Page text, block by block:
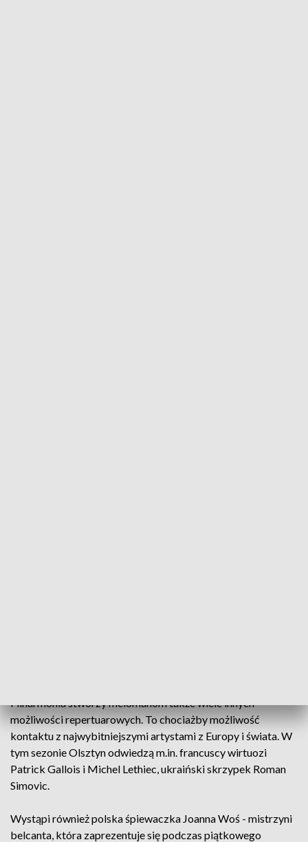
Filharmonia stworzy melomanom także wiele innych
możliwości repertuarowych. To chociażby możliwość
kontaktu z najwybitniejszymi artystami z Europy i świata. W
tym sezonie Olsztyn odwiedzą m.in. francuscy wirtuozi
Patrick Gallois i Michel Lethiec, ukraiński skrzypek Roman
Simovic.
Wystąpi również polska śpiewaczka Joanna Woś - mistrzyni
belcanta, która zaprezentuje się podczas piątkowego